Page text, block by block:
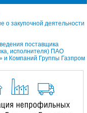
о закупочной деятельности
поставщика
исполнителя) ПАО
и Компаний Группы Газпром